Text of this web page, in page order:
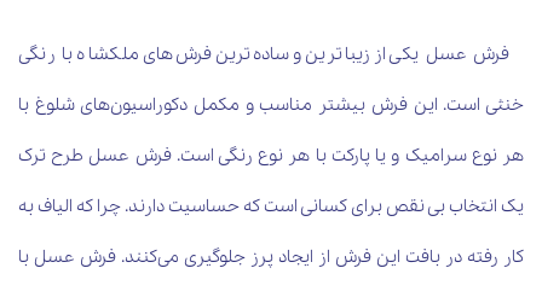
فرش عسل یکی از زیباترین و ساده‌ترین فرش‌های ملکشاه با رنگی
خنثی است. این فرش بیشتر مناسب و مکمل دکوراسیون‌های شلوغ با
هر نوع سرامیک و یا پارکت با هر نوع رنگی است. فرش عسل طرح ترک
یک انتخاب بی نقص برای کسانی است که حساسیت دارند. چرا که الیاف به
کار رفته در بافت این فرش از ایجاد پرز جلوگیری می‌کنند. فرش عسل با